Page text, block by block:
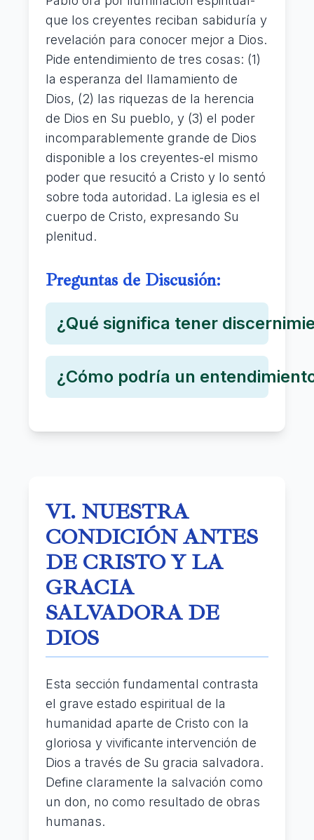
que los creyentes reciban sabiduría y
revelación para conocer mejor a Dios.
Pide entendimiento de tres cosas: (1)
la esperanza del llamamiento de
Dios, (2) las riquezas de la herencia
de Dios en Su pueblo, y (3) el poder
incomparablemente grande de Dios
disponible a los creyentes-el mismo
poder que resucitó a Cristo y lo sentó
sobre toda autoridad. La iglesia es el
cuerpo de Cristo, expresando Su
plenitud.
Preguntas de Discusión:
¿Qué significa tener
¿Cómo podría un
VI. NUESTRA
CONDICIÓN ANTES
DE CRISTO Y LA
GRACIA
SALVADORA DE
DIOS
Esta sección fundamental contrasta
el grave estado espiritual de la
humanidad aparte de Cristo con la
gloriosa y vivificante intervención de
Dios a través de Su gracia salvadora.
Define claramente la salvación como
un don, no como resultado de obras
humanas.